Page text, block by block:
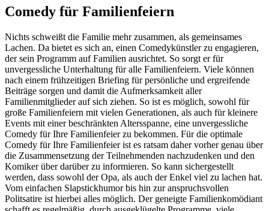
Comedy für Familienfeiern
Nichts schweißt die Familie mehr zusammen, als gemeinsames
Lachen. Da bietet es sich an, einen Comedykünstler zu engagieren,
der sein Programm auf Familien ausrichtet. So sorgt er für
unvergessliche Unterhaltung für alle Familienfeiern. Viele können
nach einem frühzeitigen Briefing für persönliche und ergreifende
Beiträge sorgen und damit die Aufmerksamkeit aller
Familienmitglieder auf sich ziehen. So ist es möglich, sowohl für
große Familienfeiern mit vielen Generationen, als auch für kleinere
Events mit einer beschränkten Altersspanne, eine unvergessliche
Comedy für Ihre Familienfeier zu bekommen. Für die optimale
Comedy für Ihre Familienfeier ist es ratsam daher vorher genau über
die Zusammensetzung der Teilnehmenden nachzudenken und den
Komiker über darüber zu informieren. So kann sichergestellt
werden, dass sowohl der Opa, als auch der Enkel viel zu lachen hat.
Vom einfachen Slapstickhumor bis hin zur anspruchsvollen
Politsatire ist hierbei alles möglich. Der geneigte Familienkomödiant